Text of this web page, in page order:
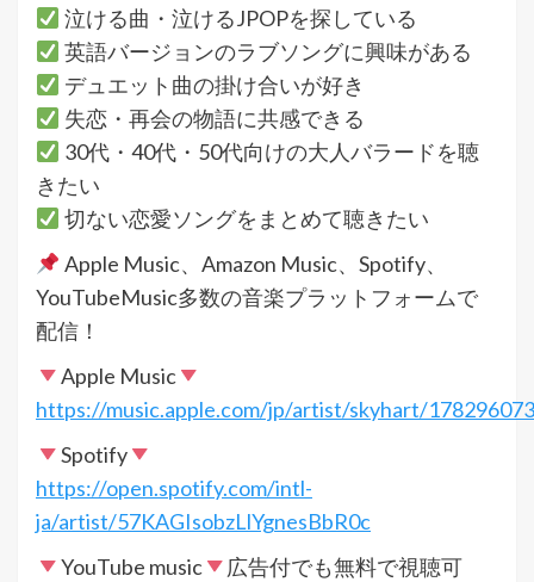
泣ける曲・泣けるJPOPを探している
英語バージョンのラブソングに興味がある
デュエット曲の掛け合いが好き
失恋・再会の物語に共感できる
30代・40代・50代向けの大人バラードを聴
きたい
切ない恋愛ソングをまとめて聴きたい
Apple Music、Amazon Music、Spotify、
YouTubeMusic多数の音楽プラットフォームで
配信！
Apple Music
https://music.apple.com/jp/artist/skyhart/
Spotify
https://open.spotify.com/intl-
ja/artist/57KAGIsobzLlYgnesBbR0c
YouTube music
広告付でも無料で視聴可